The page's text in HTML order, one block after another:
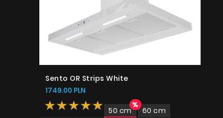
Sento OR Strips White
1749.00 PLN
50 cm
60 cm